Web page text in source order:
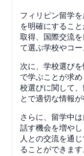
フィリピン留学
を明確にするこ
取得、国際交流
て選ぶ学校やコー
次に、学校選び
で学ぶことが求
校選びに関して
とで適切な情報が
さらに、留学中
話す機会を増や
人との交流を通
ることができます